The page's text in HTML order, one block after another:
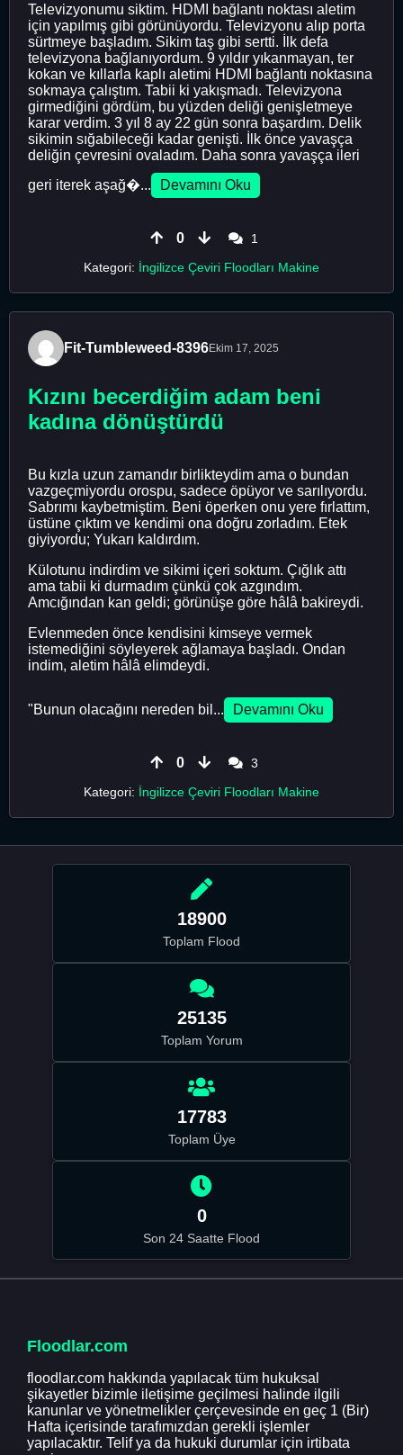
Televizyonumu siktim. HDMI bağlantı noktası aletim
için yapılmış gibi görünüyordu. Televizyonu alıp porta
sürtmeye başladım. Sikim taş gibi sertti. İlk defa
televizyona bağlanıyordum. 9 yıldır yıkanmayan, ter
kokan ve kıllarla kaplı aletimi HDMI bağlantı noktasına
sokmaya çalıştım. Tabii ki yakışmadı. Televizyona
girmediğini gördüm, bu yüzden deliği genişletmeye
karar verdim. 3 yıl 8 ay 22 gün sonra başardım. Delik
sikimin sığabileceği kadar genişti. İlk önce yavaşça
deliğin çevresini ovaladım. Daha sonra yavaşça ileri
geri iterek aşağ�...
Devamını Oku
0
1
Kategori: İngilizce Çeviri Floodları Makine
Fit-Tumbleweed-8396Ekim 17, 2025
Kızını becerdiğim adam beni
kadına dönüştürdü
Bu kızla uzun zamandır birlikteydim ama o bundan
vazgeçmiyordu orospu, sadece öpüyor ve sarılıyordu.
Sabrımı kaybetmiştim. Beni öperken onu yere fırlattım,
üstüne çıktım ve kendimi ona doğru zorladım. Etek
giyiyordu; Yukarı kaldırdım.
Külotunu indirdim ve sikimi içeri soktum. Çığlık attı
ama tabii ki durmadım çünkü çok azgındım.
Amcığından kan geldi; görünüşe göre hâlâ bakireydi.
Evlenmeden önce kendisini kimseye vermek
istemediğini söyleyerek ağlamaya başladı. Ondan
indim, aletim hâlâ elimdeydi.
"Bunun olacağını nereden bil... Devamını Oku
0
3
Kategori: İngilizce Çeviri Floodları Makine
18900
Toplam Flood
25135
Toplam Yorum
17783
Toplam Üye
0
Son 24 Saatte Flood
Floodlar.com
floodlar.com hakkında yapılacak tüm hukuksal
şikayetler bizimle iletişime geçilmesi halinde ilgili
kanunlar ve yönetmelikler çerçevesinde en geç 1 (Bir)
Hafta içerisinde tarafımızdan gerekli işlemler
yapılacaktır. Telif ya da hukuki durumlar için irtibata